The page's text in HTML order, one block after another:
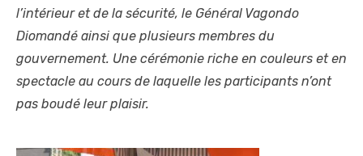
l’intérieur et de la sécurité, le Général Vagondo
Diomandé ainsi que plusieurs membres du
gouvernement. Une cérémonie riche en couleurs et en
spectacle au cours de laquelle les participants n’ont
pas boudé leur plaisir.